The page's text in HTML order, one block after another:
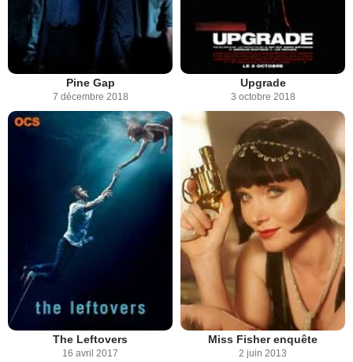
Pine Gap
7 décembre 2018
Upgrade
3 octobre 2018
The Leftovers
16 avril 2017
Miss Fisher enquête
2 juin 2013